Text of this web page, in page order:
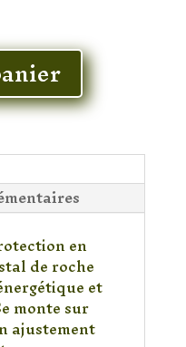
en
de roche
et
monte sur
ajustement